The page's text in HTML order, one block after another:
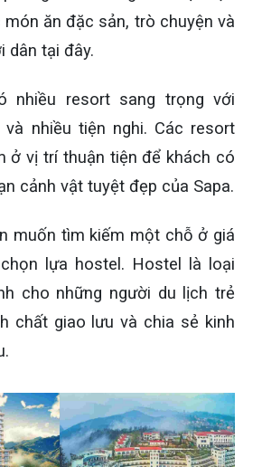
ăn đặc sản, trò chuyện và
dân tại đây.
nhiều resort sang trọng với
và nhiều tiện nghi. Các resort
ở vị trí thuận tiện để khách có
cảnh vật tuyệt đẹp của Sapa.
muốn tìm kiếm một chỗ ở giá
lựa hostel. Hostel là loại
cho những người du lịch trẻ
chất giao lưu và chia sẻ kinh